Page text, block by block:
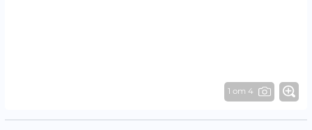
1 от 4